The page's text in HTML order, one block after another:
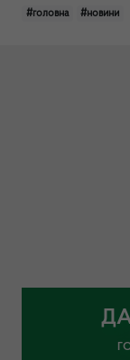
#головна #новини